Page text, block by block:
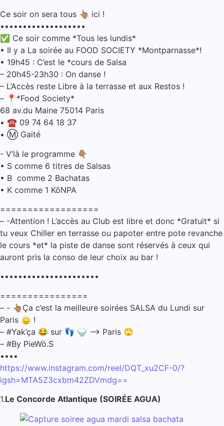
Ce soir on sera tous 👆🏽 ici !
•••••••••••••••••••
✅ Ce soir comme ⁠⁠*Tous les lundis*
• Il y a La soirée au FOOD SOCIETY *Montparnasse*!
• 19h45 : C’est le *cours de Salsa
– ⁠20h45-23h30 : On danse !
– ⁠L’Accès reste Libre à la terrasse et aux Restos !
– ⁠📍*Food Society*
68 av.du Maine 75014 Paris
• ☎️ 09 74 64 18 37
• ⁠Ⓜ️ Gaité
⁠- V’là le programme 👇🏽
• ⁠S comme 6 titres de Salsas
• ⁠B comme 2 Bachatas
• ⁠K comme 1 KōNPA
==================
– ⁠-Attention ! L’accès au Club est libre et donc *Gratuit* si
tu veux Chiller en terrasse ou papoter entre pote revanche
le cours *et* la piste de danse sont réservés à ceux qui
auront pris la conso de leur choix au bar !
••••••••••••••••••••••
================
– ⁠- 👆🏽Ça c’est la meilleure soirées SALSA du Lundi sur
Paris 🙂‍↕️ !
– ⁠#Yak’ça 😂 sur 👣 🍚 —> Paris 🙄
– ⁠#By PieWö.S
••••
https://www.instagram.com/reel/DQT_xu2CF-0/?
igsh=MTA5Z3cxbm42ZDVmdg==
1.Le Concorde Atlantique (SOIRÉE AGUA)